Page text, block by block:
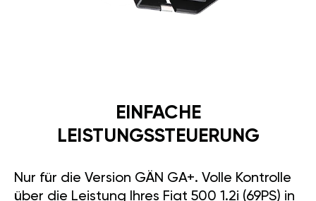
EINFACHE
LEISTUNGSSTEUERUNG
Nur für die Version GÄN GA+. Volle Kontrolle
über die Leistung Ihres Fiat 500 1.2i (69PS) in